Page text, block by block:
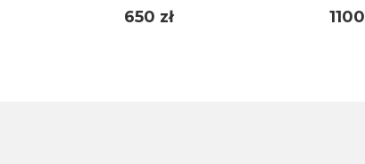
650 zł 1100